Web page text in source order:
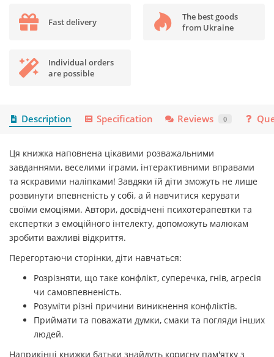
Fast delivery
The best goods
from Ukraine
Individual orders
are possible
Description Specification Reviews 0
Ця книжка наповнена цікавими розважальними
завданнями, веселими іграми, інтерактивними вправами
та яскравими наліпками! Завдяки їй діти зможуть не лише
розвинути впевненість у собі, а й навчитися керувати
своїми емоціями. Автори, досвідчені психотерапевтки та
експертки з емоційного інтелекту, допоможуть малюкам
зробити важливі відкриття.
Перегортаючи сторінки, діти навчаться:
Розрізняти, що таке конфлікт, суперечка, гнів, агресія
чи самовпевненість.
Розуміти різні причини виникнення конфліктів.
Приймати та поважати думки, смаки та погляди інших
людей.
Наприкінці книжки батьки знайдуть корисну пам'ятку з